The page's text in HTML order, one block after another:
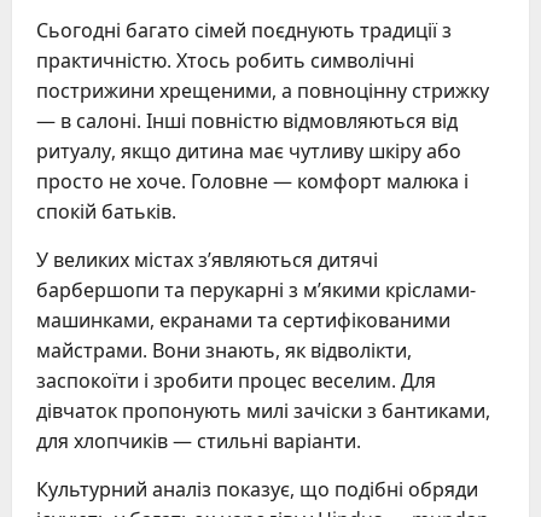
Сьогодні багато сімей поєднують традиції з
практичністю. Хтось робить символічні
пострижини хрещеними, а повноцінну стрижку
— в салоні. Інші повністю відмовляються від
ритуалу, якщо дитина має чутливу шкіру або
просто не хоче. Головне — комфорт малюка і
спокій батьків.
У великих містах з’являються дитячі
барбершопи та перукарні з м’якими кріслами-
машинками, екранами та сертифікованими
майстрами. Вони знають, як відволікти,
заспокоїти і зробити процес веселим. Для
дівчаток пропонують милі зачіски з бантиками,
для хлопчиків — стильні варіанти.
Культурний аналіз показує, що подібні обряди